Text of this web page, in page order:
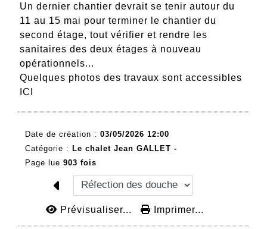
Un dernier chantier devrait se tenir autour du
11 au 15 mai pour terminer le chantier du
second étage, tout vérifier et rendre les
sanitaires des deux étages à nouveau
opérationnels...
Quelques photos des travaux sont accessibles
ICI
Date de création : 03/05/2026 12:00
Catégorie : Le chalet Jean GALLET -
Page lue 903 fois
Prévisualiser... Imprimer...